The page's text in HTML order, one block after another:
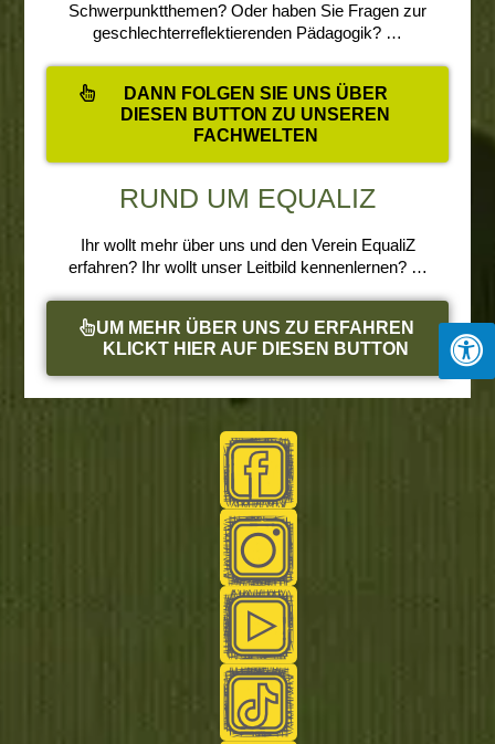
Schwerpunktthemen? Oder haben Sie Fragen zur
geschlechterreflektierenden Pädagogik? …
DANN FOLGEN SIE UNS ÜBER
DIESEN BUTTON ZU UNSEREN
FACHWELTEN
RUND UM EQUALIZ
Ihr wollt mehr über uns und den Verein EqualiZ
erfahren? Ihr wollt unser Leitbild kennenlernen? …
UM MEHR ÜBER UNS ZU ERFAHREN
KLICKT HIER AUF DIESEN BUTTON